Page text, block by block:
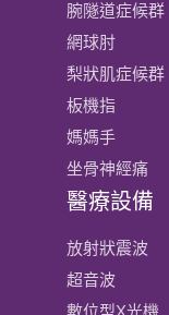
腕隧道症候群
網球肘
梨狀肌症候群
板機指
媽媽手
坐骨神經痛
醫療設備
放射狀震波
超音波